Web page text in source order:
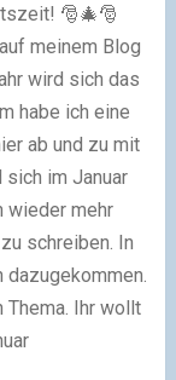
🎅🎄🎅
meinem Blog
wird sich das
habe ich eine
ab und zu mit
im Januar
wieder mehr
schreiben. In
Thema. Ihr wollt